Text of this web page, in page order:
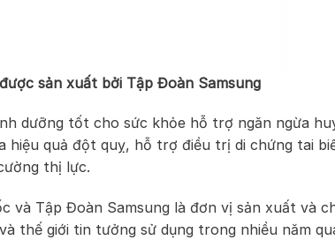
sản xuất bởi Tập Đoàn Samsung
dưỡng tốt cho sức khỏe hỗ trợ ngăn ngừa
hiệu quả đột quỵ, hỗ trợ điều trị di chứng tai
thị lực.
và Tập Đoàn Samsung là đơn vị sản xuất và
thế giới tin tưởng sử dụng trong nhiều năm